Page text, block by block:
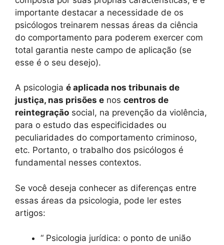
importante destacar a necessidade de os
psicólogos treinarem nessas áreas da ciência
do comportamento para poderem exercer com
total garantia neste campo de aplicação (se
esse é o seu desejo).
A psicologia é aplicada nos tribunais de
justiça, nas prisões e nos centros de
reintegração social, na prevenção da violência,
para o estudo das especificidades ou
peculiaridades do comportamento criminoso,
etc. Portanto, o trabalho dos psicólogos é
fundamental nesses contextos.
Se você deseja conhecer as diferenças entre
essas áreas da psicologia, pode ler estes
artigos:
“ Psicologia jurídica: o ponto de união